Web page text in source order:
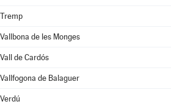
Tremp
Vallbona de les Monges
Vall de Cardós
Vallfogona de Balaguer
Verdú